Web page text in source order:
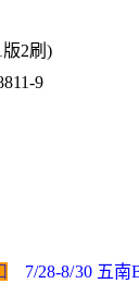
版2刷)
9
7/28-8/30 五